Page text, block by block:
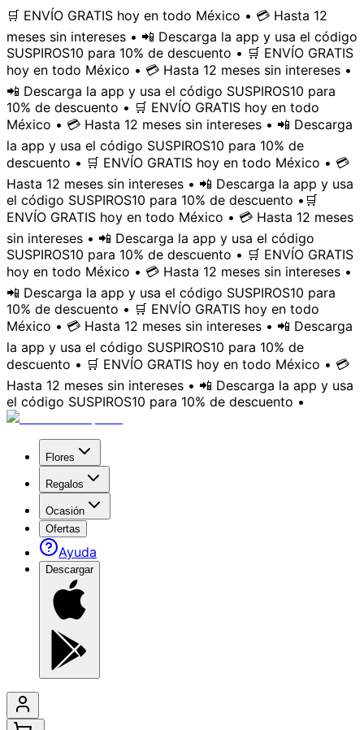
🛒 ENVÍO GRATIS hoy en todo México • 💳 Hasta 12
meses sin intereses • 📲 Descarga la app y usa el código
SUSPIROS10 para 10% de descuento • 🛒 ENVÍO GRATIS
hoy en todo México • 💳 Hasta 12 meses sin intereses •
📲 Descarga la app y usa el código SUSPIROS10 para
10% de descuento • 🛒 ENVÍO GRATIS hoy en todo
México • 💳 Hasta 12 meses sin intereses • 📲 Descarga
la app y usa el código SUSPIROS10 para 10% de
descuento • 🛒 ENVÍO GRATIS hoy en todo México • 💳
Hasta 12 meses sin intereses • 📲 Descarga la app y usa
el código SUSPIROS10 para 10% de descuento • 🛒
ENVÍO GRATIS hoy en todo México • 💳 Hasta 12 meses
sin intereses • 📲 Descarga la app y usa el código
SUSPIROS10 para 10% de descuento • 🛒 ENVÍO GRATIS
hoy en todo México • 💳 Hasta 12 meses sin intereses •
📲 Descarga la app y usa el código SUSPIROS10 para
10% de descuento • 🛒 ENVÍO GRATIS hoy en todo
México • 💳 Hasta 12 meses sin intereses • 📲 Descarga
la app y usa el código SUSPIROS10 para 10% de
descuento • 🛒 ENVÍO GRATIS hoy en todo México • 💳
Hasta 12 meses sin intereses • 📲 Descarga la app y usa
el código SUSPIROS10 para 10% de descuento •
Flores
Regalos
Ocasión
Ofertas
Ayuda
Descargar